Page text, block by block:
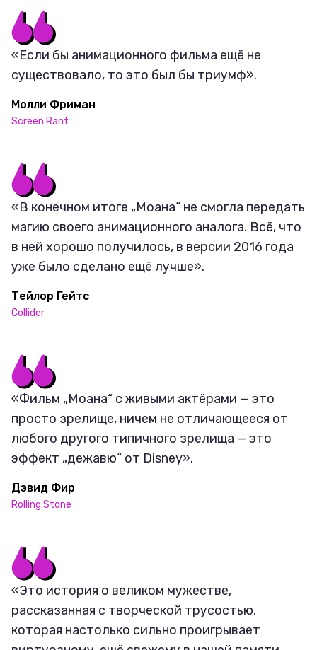
«Если бы анимационного фильма ещё не
существовало, то это был бы триумф».
Молли Фриман
Screen Rant
«В конечном итоге „Моана“ не смогла передать
магию своего анимационного аналога. Всё, что
в ней хорошо получилось, в версии 2016 года
уже было сделано ещё лучше».
Тейлор Гейтс
Collider
«Фильм „Моана“ с живыми актёрами — это
просто зрелище, ничем не отличающееся от
любого другого типичного зрелища — это
эффект „дежавю“ от Disney».
Дэвид Фир
Rolling Stone
«Это история о великом мужестве,
рассказанная с творческой трусостью,
которая настолько сильно проигрывает